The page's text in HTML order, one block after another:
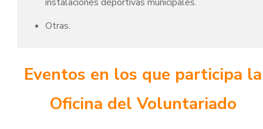
Otras.
Eventos en los que participa la
Oficina del Voluntariado